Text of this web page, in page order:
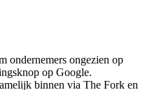
ondernemers ongezien op
op Google.
binnen via The Fork en